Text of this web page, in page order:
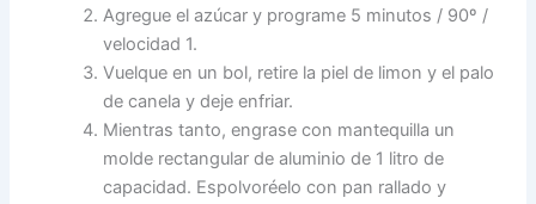
Agregue el azúcar y programe 5 minutos / 90º /
velocidad 1.
Vuelque en un bol, retire la piel de limon y el palo
de canela y deje enfriar.
Mientras tanto, engrase con mantequilla un
molde rectangular de aluminio de 1 litro de
capacidad. Espolvoréelo con pan rallado y